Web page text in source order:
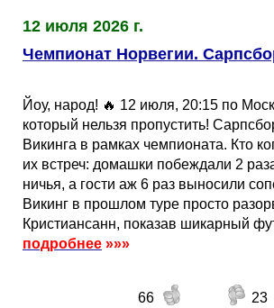
12 июля 2026 г.
Чемпионат Норвегии.
Йоу, народ! 🔥 12 июля, 20:15 по
который нельзя пропустить!
Викинга в рамках чемпионата. Кто
их встреч: домашки побеждали 2
ничья, а гости аж 6 раз выносили
Викинг в прошлом туре просто
Кристиансанн, показав шикарный
подробнее »»»
66 23